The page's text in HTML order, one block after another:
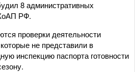
8 административных
РФ.
проверки деятельности
не представили в
инспекцию паспорта готовности